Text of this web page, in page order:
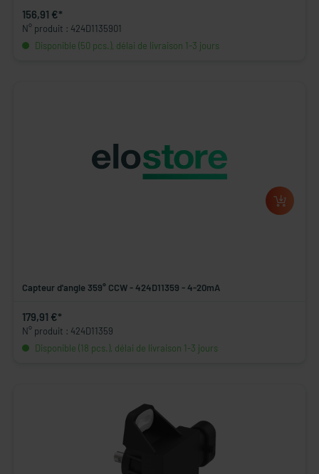
156,91 €*
N° produit : 424D1135901
Disponible (50 pcs.), délai de livraison 1-3 jours
Capteur d'angle 359° CCW - 424D11359 - 4-20mA
179,91 €*
N° produit : 424D11359
Disponible (18 pcs.), délai de livraison 1-3 jours